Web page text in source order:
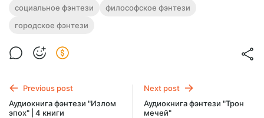
рекламы и любых ограничений!SUBSCRIBE
социальное фэнтези
философское фэнтези
городское фэнтези
Previous post
Аудиокнига фэнтези "Излом
эпох" | 4 книги
Next post
Аудиокнига фэнтези "Трон
мечей"